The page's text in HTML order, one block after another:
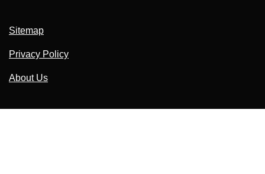
Sitemap
Privacy Policy
About Us